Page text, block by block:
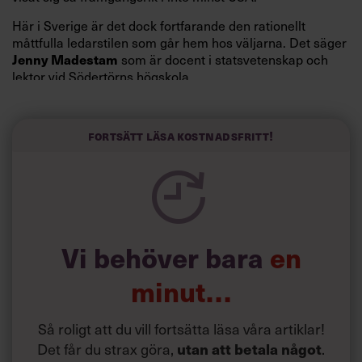
Här i Sverige är det dock fortfarande den rationellt
måttfulla ledarstilen som går hem hos väljarna. Det säger
Jenny Madestam som är docent i statsvetenskap och
lektor vid Södertörns högskola.
kompetenta och stå med båda fötterna på jorden. Hellre
spelevink i högklackat, är hur jag brukar sammanfatta de
önskningar som svenskarna för fram i undersökningar.”
Siri Wikander: ”Led som i
början av pandemin”
Fortsätt läsa kostnadsfritt!
Vi behöver bara en
minut…
Så roligt att du vill fortsätta läsa våra artiklar!
Det får du strax göra, utan att betala något.